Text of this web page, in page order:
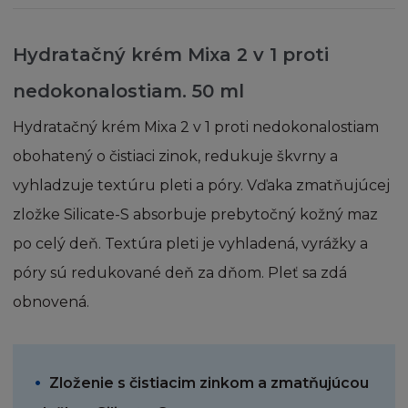
Hydratačný krém Mixa 2 v 1 proti
nedokonalostiam. 50 ml
Hydratačný krém Mixa 2 v 1 proti nedokonalostiam
obohatený o čistiaci zinok, redukuje škvrny a
vyhladzuje textúru pleti a póry. Vďaka zmatňujúcej
zložke Silicate-S absorbuje prebytočný kožný maz
po celý deň. Textúra pleti je vyhladená, vyrážky a
póry sú redukované deň za dňom. Pleť sa zdá
obnovená.
Zloženie s čistiacim zinkom a zmatňujúcou
osob s oprávněním od firmy L´Oréal.
vytvářejí stránku, mohou být chráněny
autorskými právy. Souhlasíte s dodržováním
všech příslušných autorských práv a všech
souvisejících právních předpisů o autorských
právech nebo s omezeními obsaženými na
této Stránce.
Žádná obchodní značka ani obchodní název
firmy L´Oréal nesmí být použity bez
předchozího písemného souhlasu firmy L